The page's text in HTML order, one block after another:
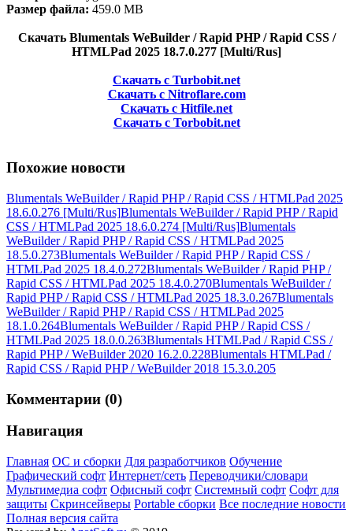
Размер файла: 459.0 MB
Скачать Blumentals WeBuilder / Rapid PHP / Rapid CSS /
HTMLPad 2025 18.7.0.277 [Multi/Rus]
Скачать с Turbobit.net
Скачать с Nitroflare.com
Скачать с Hitfile.net
Скачать с Torbobit.net
Похожие новости
Blumentals WeBuilder / Rapid PHP / Rapid CSS / HTMLPad 2025
18.6.0.276 [Multi/Rus]Blumentals WeBuilder / Rapid PHP / Rapid
CSS / HTMLPad 2025 18.6.0.274 [Multi/Rus]Blumentals
WeBuilder / Rapid PHP / Rapid CSS / HTMLPad 2025
18.5.0.273Blumentals WeBuilder / Rapid PHP / Rapid CSS /
HTMLPad 2025 18.4.0.272Blumentals WeBuilder / Rapid PHP /
Rapid CSS / HTMLPad 2025 18.4.0.270Blumentals WeBuilder /
Rapid PHP / Rapid CSS / HTMLPad 2025 18.3.0.267Blumentals
WeBuilder / Rapid PHP / Rapid CSS / HTMLPad 2025
18.1.0.264Blumentals WeBuilder / Rapid PHP / Rapid CSS /
HTMLPad 2025 18.0.0.263Blumentals HTMLPad / Rapid CSS /
Rapid PHP / WeBuilder 2020 16.2.0.228Blumentals HTMLPad /
Rapid CSS / Rapid PHP / WeBuilder 2018 15.3.0.205
Комментарии (0)
Навигация
Главная ОС и сборки Для разработчиков Обучение
Графический софт Интернет/сеть Переводчики/словари
Мультимедиа софт Офисный софт Системный софт Софт для
защиты Скринсейверы Portable сборки Все последние новости
Полная версия сайта